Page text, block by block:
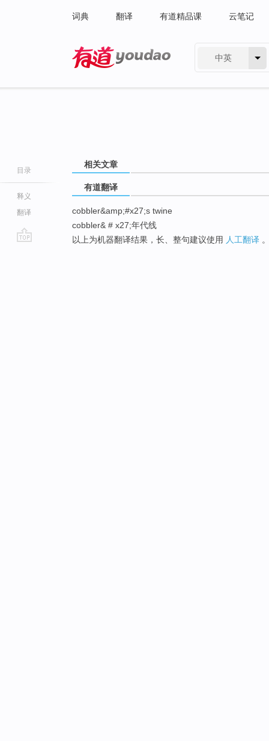
词典 翻译 有道精品课 云笔记
中英
目录
释义
翻译
相关文章
有道翻译
cobbler&amp;#x27;s twine
cobbler& # x27;年代线
以上为机器翻译结果，长、整句建议使用 人工翻译